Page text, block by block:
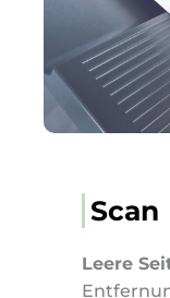
Scan
Leere